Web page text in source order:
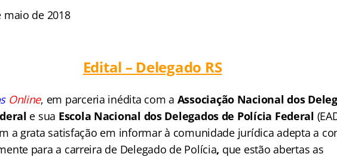
maio de 2018
Edital – Delegado RS
Online, em parceria inédita com a Associação Nacional dos
e sua Escola Nacional dos Delegados de Polícia Federal
a grata satisfação em informar à comunidade jurídica adepta a
para a carreira de Delegado de Polícia, que estão abertas as